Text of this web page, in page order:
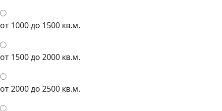
от 1000 до 1500 кв.м.
от 1500 до 2000 кв.м.
от 2000 до 2500 кв.м.